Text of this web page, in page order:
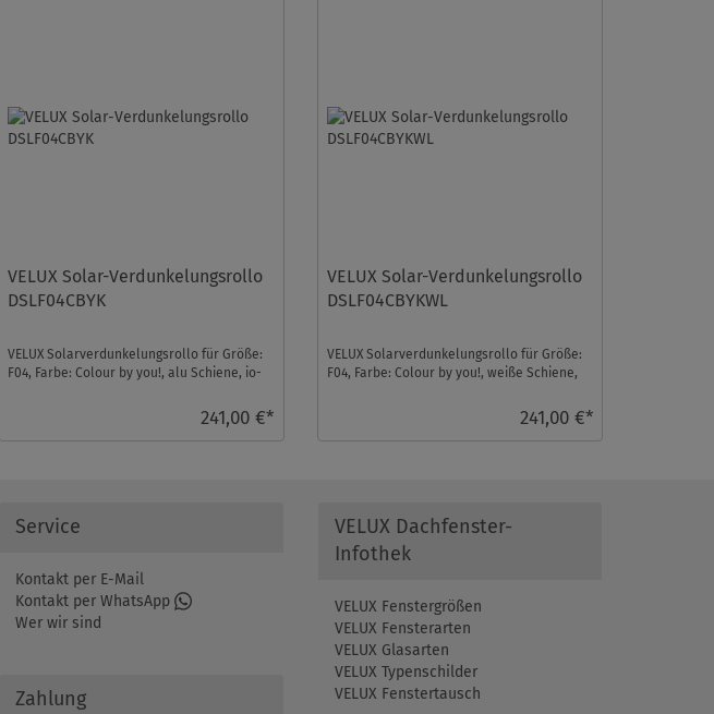
VELUX Solar-Verdunkelungsrollo
DSLF04CBYK
VELUX Solarverdunkelungsrollo für Größe:
F04, Farbe: Colour by you!, alu Schiene, io-
241,00 €*
VELUX Solar-Verdunkelungsrollo
DSLF04CBYKWL
VELUX Solarverdunkelungsrollo für Größe:
F04, Farbe: Colour by you!, weiße Schiene,
241,00 €*
Service
Kontakt per E-Mail
Kontakt per WhatsApp
Wer wir sind
Zahlung
VELUX Dachfenster-
Infothek
VELUX Fenstergrößen
VELUX Fensterarten
VELUX Glasarten
VELUX Typenschilder
VELUX Fenstertausch